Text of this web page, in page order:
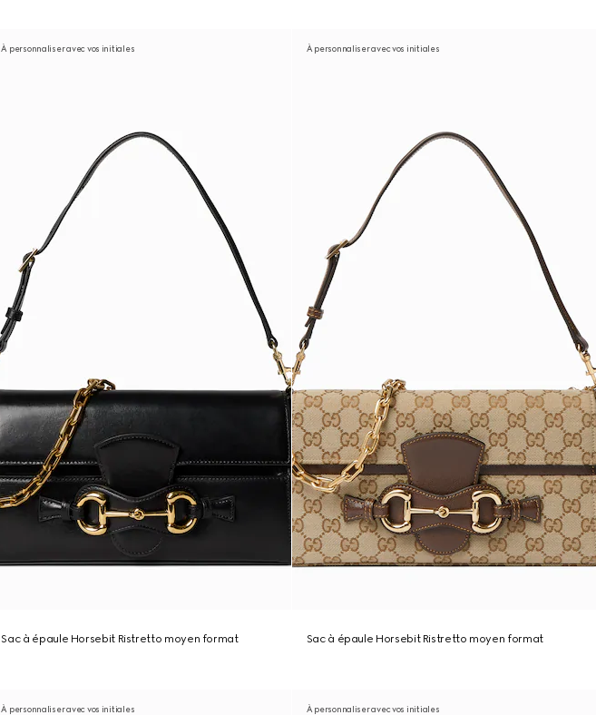
À personnaliser avec vos initiales
Sac à épaule Horsebit Ristretto moyen format
À personnaliser avec vos initiales
Sac à épaule Horsebit Ristretto moyen format
À personnaliser avec vos initiales À personnaliser avec vos initiales